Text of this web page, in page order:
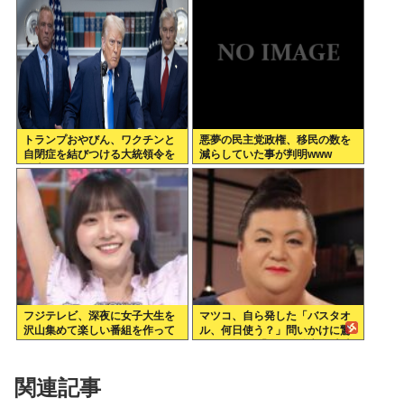
トランプおやびん、ワクチンと
自閉症を結びつける大統領令を
発表へ、
悪夢の民主党政権、移民の数を
減らしていた事が判明www
フジテレビ、深夜に女子大生を
沢山集めて楽しい番組を作って
いたwww
マツコ、自ら発した「バスタオ
ル、何日使う？」問いかけに驚
がくの答え 「今日は全部、本当
関連記事